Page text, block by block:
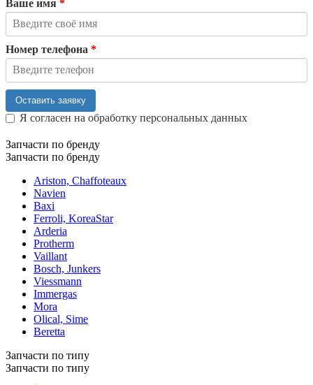
Ваше имя *
Номер телефона *
Оставить заявку
Я согласен на обработку персональных данных
Запчасти по бренду
Запчасти по бренду
Ariston, Chaffoteaux
Navien
Baxi
Ferroli, KoreaStar
Arderia
Protherm
Vaillant
Bosch, Junkers
Viessmann
Immergas
Mora
Olical, Sime
Beretta
Запчасти по типу
Запчасти по типу